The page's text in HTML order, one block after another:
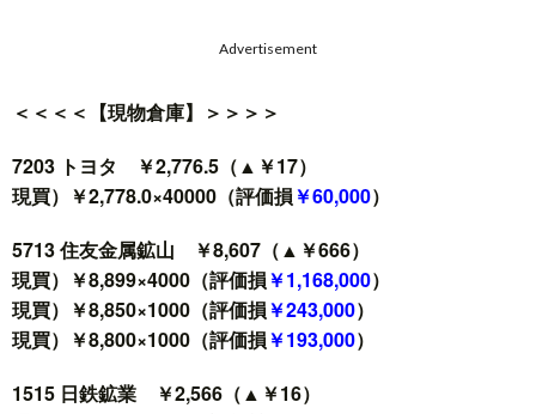
Advertisement
＜＜＜＜【現物倉庫】＞＞＞＞
7203 トヨタ ￥2,776.5（▲￥17）
現買）￥2,778.0×40000（評価損￥60,000）
5713 住友金属鉱山 ￥8,607（▲￥666）
現買）￥8,899×4000（評価損￥1,168,000）
現買）￥8,850×1000（評価損￥243,000）
現買）￥8,800×1000（評価損￥193,000）
1515 日鉄鉱業 ￥2,566（▲￥16）